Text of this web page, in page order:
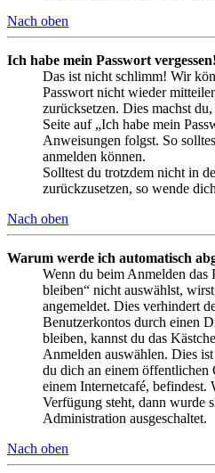
Nach oben
Ich habe mein Passwort vergessen!
Das ist nicht schlimm! Wir
Passwort nicht wieder
zurücksetzen. Dies machst
Seite auf „Ich habe mein
Anweisungen folgst. So
anmelden können.
Solltest du trotzdem nicht in
zurückzusetzen, so wende
Nach oben
Warum werde ich automatisch
Wenn du beim Anmelden
bleiben“ nicht auswählst,
angemeldet. Dies verhindert
Benutzerkontos durch einen
bleiben, kannst du das
Anmelden auswählen. Dies
du dich an einem öffentlichen
einem Internetcafé, befindest.
Verfügung steht, dann wurde
Administration ausgeschaltet.
Nach oben